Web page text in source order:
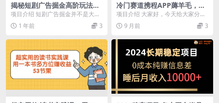
揭秘短剧广告掘金高阶玩法如
何矩阵操作实现单日2-4小时
收益300-500+
项目介绍 短剧广告掘金并不是大家
理解的短剧推广，这个项目不是靠
流量，而是纯执行力...
1 年前 3
冷门赛道携程APP薅羊毛，简
单搬运一键去重，小白日入50
0+
项目介绍 大家好，今天给大家分享
一个新的项目，目前属于冷门赛
道，外面售价1980...
9 月前 3